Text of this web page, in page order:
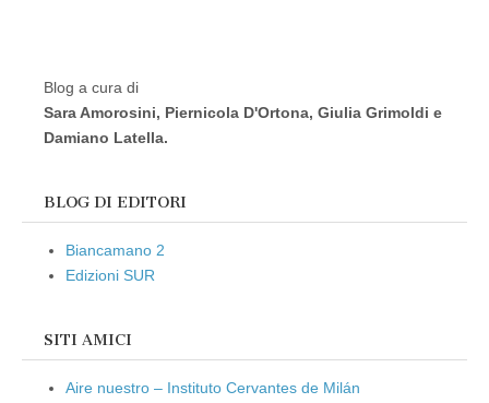
Blog a cura di
Sara Amorosini, Piernicola D'Ortona, Giulia Grimoldi e
Damiano Latella.
BLOG DI EDITORI
Biancamano 2
Edizioni SUR
SITI AMICI
Aire nuestro – Instituto Cervantes de Milán